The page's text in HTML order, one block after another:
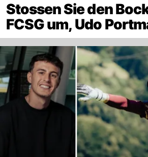
Stossen Sie den
FCSG um, Udo